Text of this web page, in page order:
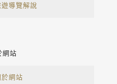
導覽解說
網站
於網站